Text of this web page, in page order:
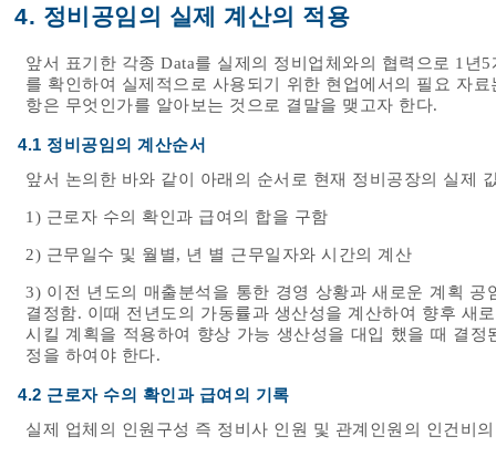
4. 정비공임의 실제 계산의 적용
앞서 표기한 각종 Data를 실제의 정비업체와의 협력으로 1
를 확인하여 실제적으로 사용되기 위한 현업에서의 필요 자
항은 무엇인가를 알아보는 것으로 결말을 맺고자 한다.
4.1 정비공임의 계산순서
앞서 논의한 바와 같이 아래의 순서로 현재 정비공장의 실제
1) 근로자 수의 확인과 급여의 합을 구함
2) 근무일수 및 월별, 년 별 근무일자와 시간의 계산
3) 이전 년도의 매출분석을 통한 경영 상황과 새로운 계획
결정함. 이때 전년도의 가동률과 생산성을 계산하여 향후 새
시킬 계획을 적용하여 향상 가능 생산성을 대입 했을 때 결
정을 하여야 한다.
4.2 근로자 수의 확인과 급여의 기록
실제 업체의 인원구성 즉 정비사 인원 및 관계인원의 인건비